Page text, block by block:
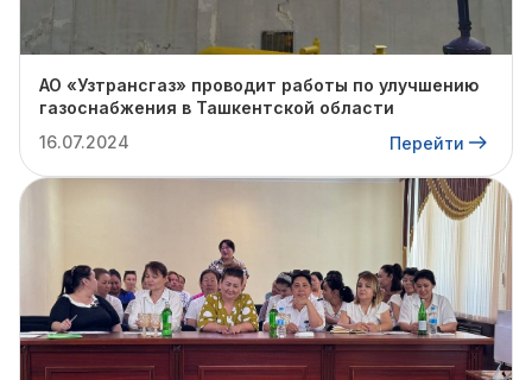
АО «Узтрансгаз» проводит работы по улучшению
газоснабжения в Ташкентской области
16.07.2024
Перейти